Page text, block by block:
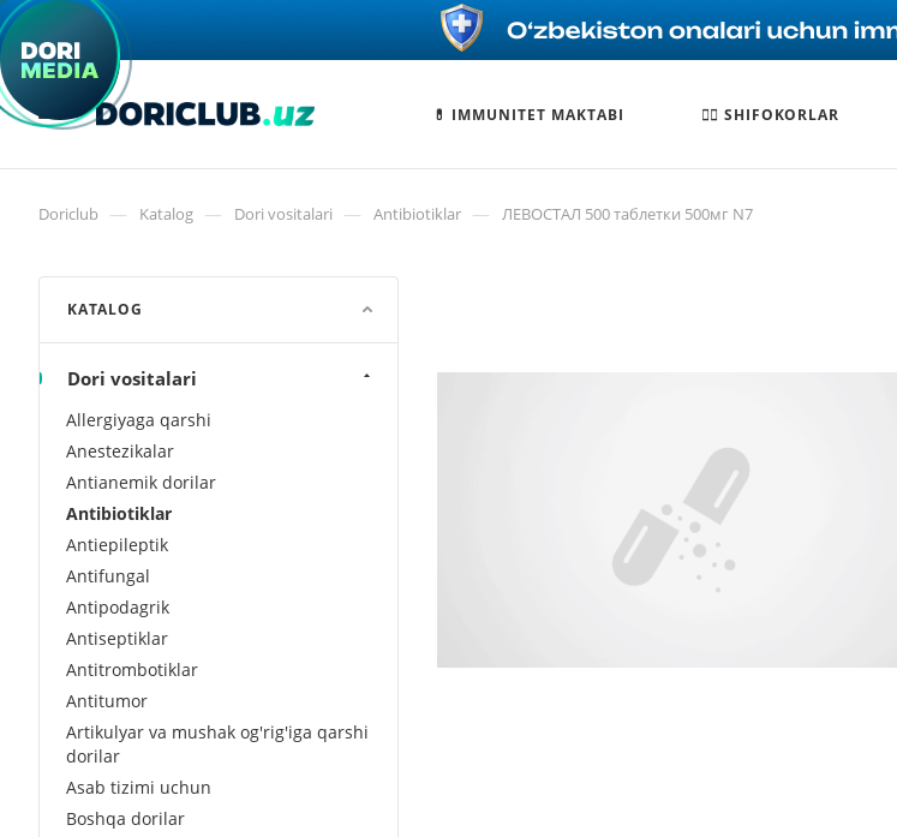
💊 IMMUNITET MAKTABI 🧑‍⚕️ SHIFOKORLAR
Doriclub — Katalog — Dori vositalari — Antibiotiklar — ЛЕВОСТАЛ 500 таблетки 500мг N7
KATALOG
Dori vositalari
Allergiyaga qarshi
Anestezikalar
Antianemik dorilar
Antibiotiklar
Antiepileptik
Antifungal
Antipodagrik
Antiseptiklar
Antitrombotiklar
Antitumor
Artikulyar va mushak og'rig'iga qarshi
dorilar
Asab tizimi uchun
Boshqa dorilar